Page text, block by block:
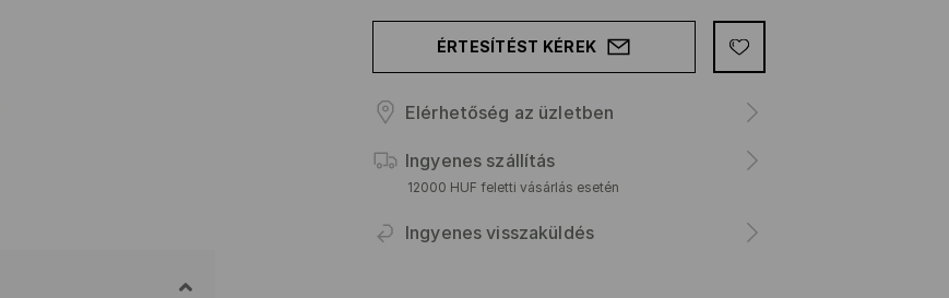
ÉRTESÍTÉST KÉREK
Elérhetőség az üzletben
Ingyenes szállítás
12000 HUF feletti vásárlás esetén
Ingyenes visszaküldés